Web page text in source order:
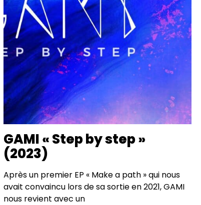
GAMI « Step by step »
(2023)
Après un premier EP « Make a path » qui nous
avait convaincu lors de sa sortie en 2021, GAMI
nous revient avec un